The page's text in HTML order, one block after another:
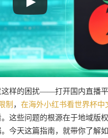
样的困扰——打开国内直播
制 ， 在海外小红书看世界杯中
这些问题的根源在于地域版
今天这篇指南，就带你了解